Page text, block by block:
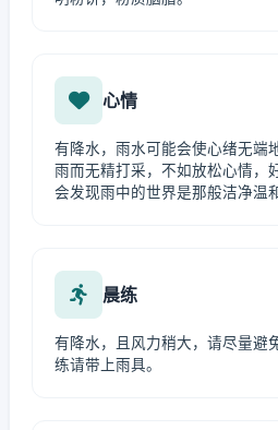
心情
有降水，雨水可能会使心绪无端
雨而无精打采，不如放松心情，
会发现雨中的世界是那般洁净温
晨练
有降水，且风力稍大，请尽量避
练请带上雨具。